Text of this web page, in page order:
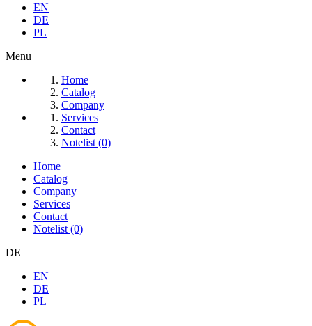
EN
DE
PL
Menu
Home
Catalog
Company
Services
Contact
Notelist (0)
Home
Catalog
Company
Services
Contact
Notelist (0)
DE
EN
DE
PL